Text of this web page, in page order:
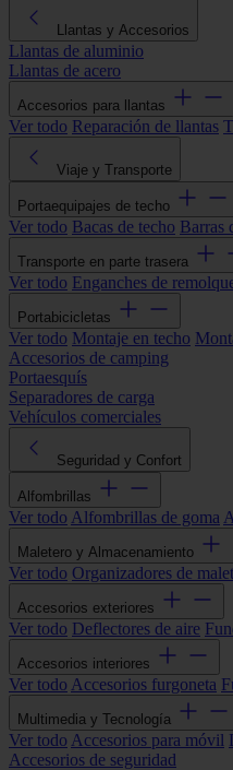
Llantas y Accesorios
Llantas de aluminio
Llantas de acero
Accesorios para llantas
Ver todo Reparación de llantas
Viaje y Transporte
Portaequipajes de techo
Ver todo Bacas de techo Barras
Transporte en parte trasera
Ver todo Enganches de
Portabicicletas
Ver todo Montaje en techo
Accesorios de camping
Portaesquís
Separadores de carga
Vehículos comerciales
Seguridad y Confort
Alfombrillas
Ver todo Alfombrillas de goma
Maletero y Almacenamiento
Ver todo Organizadores de
Accesorios exteriores
Ver todo Deflectores de aire
Accesorios interiores
Ver todo Accesorios furgoneta
Multimedia y Tecnología
Ver todo Accesorios para móvil
Accesorios de seguridad